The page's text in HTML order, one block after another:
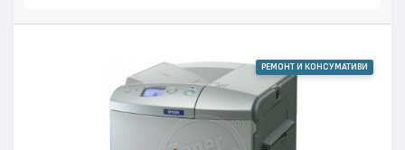
РЕМОНТ И КОНСУМАТИВИ